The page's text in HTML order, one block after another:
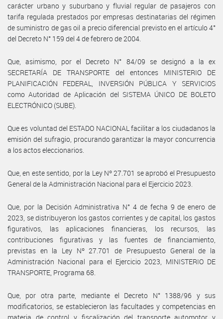
carácter urbano y suburbano y fluvial regular de pasajeros con
tarifa regulada prestados por empresas destinatarias del régimen
de suministro de gas oil a precio diferencial previsto en el artículo 4°
del Decreto N° 159 del 4 de febrero de 2004.
Que, asimismo, por el Decreto N° 84/09 se designó a la ex
SECRETARÍA DE TRANSPORTE del entonces MINISTERIO DE
PLANIFICACIÓN FEDERAL, INVERSIÓN PÚBLICA Y SERVICIOS
como Autoridad de Aplicación del SISTEMA ÚNICO DE BOLETO
ELECTRÓNICO (SUBE).
Que es voluntad del ESTADO NACIONAL facilitar a los ciudadanos la
emisión del sufragio, procurando garantizar la mayor concurrencia
a los actos eleccionarios.
Que, en este sentido, por la Ley Nº 27.701 se aprobó el Presupuesto
General de la Administración Nacional para el Ejercicio 2023.
Que, por la Decisión Administrativa N° 4 de fecha 9 de enero de
2023, se distribuyeron los gastos corrientes y de capital, los gastos
figurativos, las aplicaciones financieras, los recursos, las
contribuciones figurativas y las fuentes de financiamiento,
previstas en la Ley Nº 27.701 de Presupuesto General de la
Administración Nacional para el Ejercicio 2023, MINISTERIO DE
TRANSPORTE, Programa 68.
Que, por otra parte, mediante el Decreto N° 1388/96 y sus
modificatorios, se establecieron las facultades y competencias en
materia de control y fiscalización del transporte automotor y